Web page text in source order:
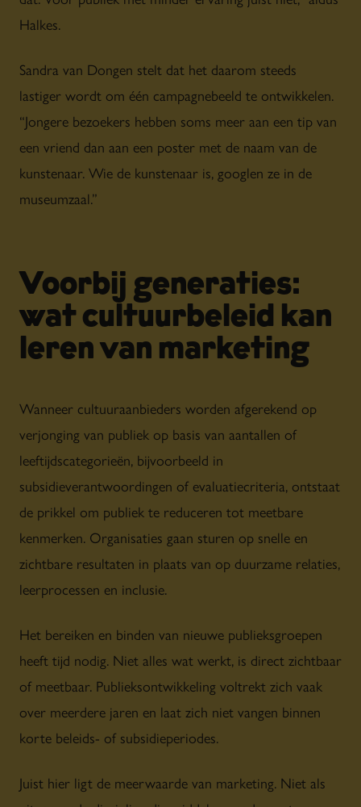
Halkes.
Sandra van Dongen stelt dat het daarom steeds
lastiger wordt om één campagnebeeld te ontwikkelen.
“Jongere bezoekers hebben soms meer aan een tip van
een vriend dan aan een poster met de naam van de
kunstenaar. Wie de kunstenaar is, googlen ze in de
museumzaal.”
Voorbij generaties:
wat cultuurbeleid kan
leren van marketing
Wanneer cultuuraanbieders worden afgerekend op
verjonging van publiek op basis van aantallen of
leeftijdscategorieën, bijvoorbeeld in
subsidieverantwoordingen of evaluatiecriteria, ontstaat
de prikkel om publiek te reduceren tot meetbare
kenmerken. Organisaties gaan sturen op snelle en
zichtbare resultaten in plaats van op duurzame relaties,
leerprocessen en inclusie.
Het bereiken en binden van nieuwe publieksgroepen
heeft tijd nodig. Niet alles wat werkt, is direct zichtbaar
of meetbaar. Publieksontwikkeling voltrekt zich vaak
over meerdere jaren en laat zich niet vangen binnen
korte beleids- of subsidieperiodes.
Juist hier ligt de meerwaarde van marketing. Niet als